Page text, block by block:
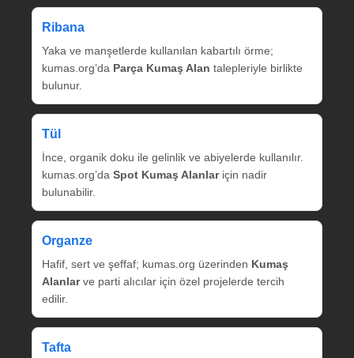
Ribana
Yaka ve manşetlerde kullanılan kabartılı örme;
kumas.org’da Parça Kumaş Alan talepleriyle birlikte
bulunur.
Tül
İnce, organik doku ile gelinlik ve abiyelerde kullanılır.
kumas.org’da Spot Kumaş Alanlariçin nadir
bulunabilir.
Organze
Hafif, sert ve şeffaf; kumas.org üzerinden Kumaş
Alanlarve parti alıcılar için özel projelerde tercih
edilir.
Tafta